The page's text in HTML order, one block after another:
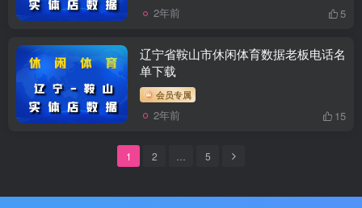
2年前 5
辽宁省鞍山市休闲体育数据老板电话名
单下载
会员专属
2年前 15
1 2 5